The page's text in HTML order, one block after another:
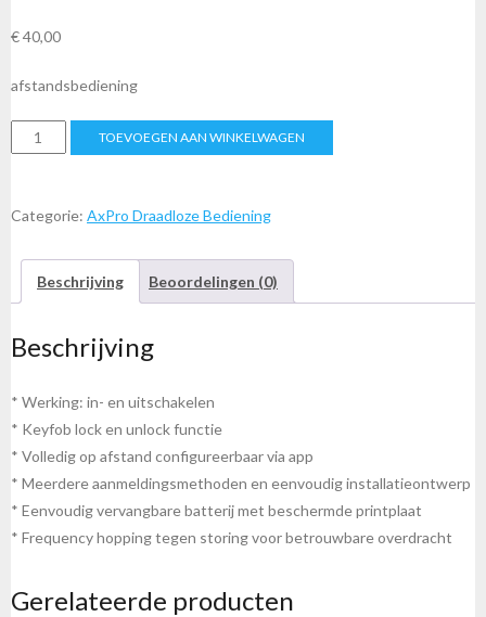
€40,00
afstandsbediening
PKF1-
afstandsbediening
TOEVOEGEN AAN WINKELWAGEN
Categorie: AxPro Draadloze Bediening
Beschrijving Beoordelingen (0)
Beschrijving
* Werking: in- en uitschakelen
* Keyfob lock en unlock functie
* Volledig op afstand configureerbaar via app
* Meerdere aanmeldingsmethoden en eenvoudig installatieontwerp
* Eenvoudig vervangbare batterij met beschermde printplaat
* Frequency hopping tegen storing voor betrouwbare overdracht
Gerelateerde producten